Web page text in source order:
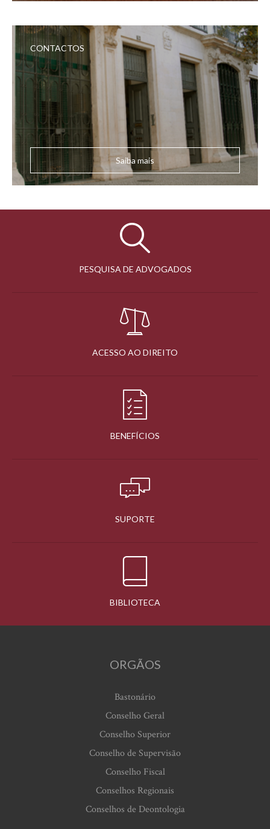
CONTACTOS
Saiba mais
PESQUISA DE ADVOGADOS
ACESSO AO DIREITO
BENEFÍCIOS
SUPORTE
BIBLIOTECA
ORGÃOS
Bastonário
Conselho Geral
Conselho Superior
Conselho de Supervisão
Conselho Fiscal
Conselhos Regionais
Conselhos de Deontologia